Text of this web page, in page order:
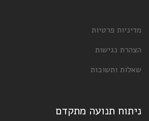
מדיניות פרטיות
הצהרת נגישות
שאלות ותשובות
ניתוח תנועה מתקדם